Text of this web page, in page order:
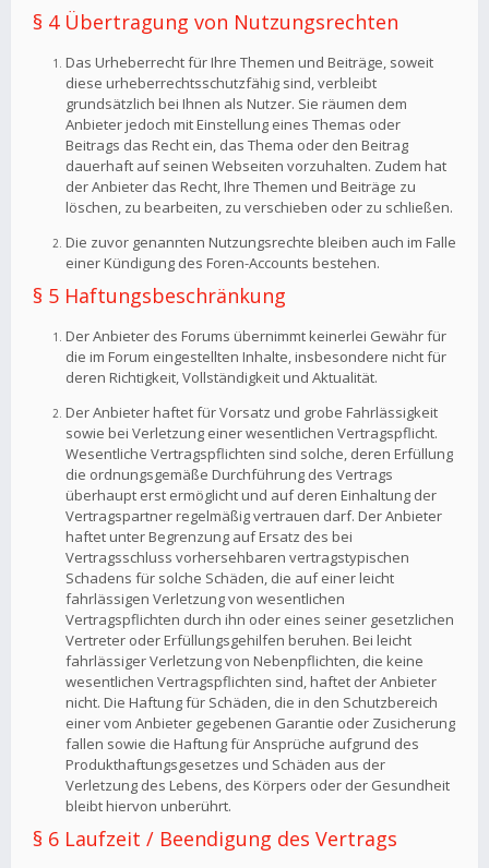
§ 4 Übertragung von Nutzungsrechten
Das Urheberrecht für Ihre Themen und Beiträge, soweit
diese urheberrechtsschutzfähig sind, verbleibt
grundsätzlich bei Ihnen als Nutzer. Sie räumen dem
Anbieter jedoch mit Einstellung eines Themas oder
Beitrags das Recht ein, das Thema oder den Beitrag
dauerhaft auf seinen Webseiten vorzuhalten. Zudem hat
der Anbieter das Recht, Ihre Themen und Beiträge zu
löschen, zu bearbeiten, zu verschieben oder zu schließen.
Die zuvor genannten Nutzungsrechte bleiben auch im Falle
einer Kündigung des Foren-Accounts bestehen.
§ 5 Haftungsbeschränkung
Der Anbieter des Forums übernimmt keinerlei Gewähr für
die im Forum eingestellten Inhalte, insbesondere nicht für
deren Richtigkeit, Vollständigkeit und Aktualität.
Der Anbieter haftet für Vorsatz und grobe Fahrlässigkeit
sowie bei Verletzung einer wesentlichen Vertragspflicht.
Wesentliche Vertragspflichten sind solche, deren Erfüllung
die ordnungsgemäße Durchführung des Vertrags
überhaupt erst ermöglicht und auf deren Einhaltung der
Vertragspartner regelmäßig vertrauen darf. Der Anbieter
haftet unter Begrenzung auf Ersatz des bei
Vertragsschluss vorhersehbaren vertragstypischen
Schadens für solche Schäden, die auf einer leicht
fahrlässigen Verletzung von wesentlichen
Vertragspflichten durch ihn oder eines seiner gesetzlichen
Vertreter oder Erfüllungsgehilfen beruhen. Bei leicht
fahrlässiger Verletzung von Nebenpflichten, die keine
wesentlichen Vertragspflichten sind, haftet der Anbieter
nicht. Die Haftung für Schäden, die in den Schutzbereich
einer vom Anbieter gegebenen Garantie oder Zusicherung
fallen sowie die Haftung für Ansprüche aufgrund des
Produkthaftungsgesetzes und Schäden aus der
Verletzung des Lebens, des Körpers oder der Gesundheit
bleibt hiervon unberührt.
§ 6 Laufzeit / Beendigung des Vertrags